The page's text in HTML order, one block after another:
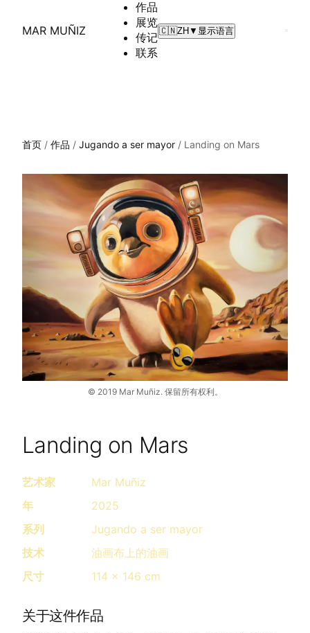
MAR MUÑIZ
作品
展览
传记
联系
🇨🇳ZH▼ 显示语言
首页 / 作品 / Jugando a ser mayor / Landing on Mars
© 2019Mar Muñiz. 保留所有权利。
Landing on Mars
艺术家
Mar Muñiz
年
2025
系列
Jugando a ser mayor
技术
油画布上的油画
尺寸
114 x 146 cm
关于这件作品